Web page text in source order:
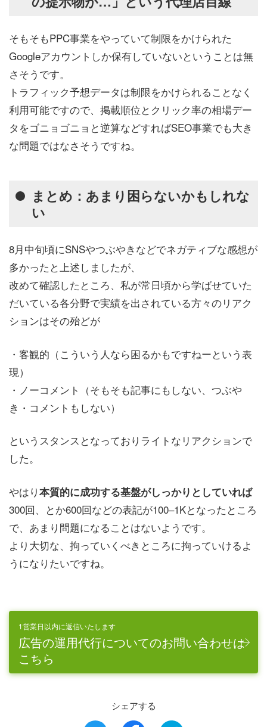
そもそもPPC事業をやっていて制限をかけられた
Googleアカウントしか保有していないということは無
さそうです。
トラフィック予想データは制限をかけられることなく
利用可能ですので、掲載順位とクリック率の相場デー
タをゴニョゴニョと逆算などすればSEO事業でも大き
な問題ではなさそうですね。
まとめ：あまり困らないかもしれな
い
8月中旬頃にSNSやつぶやきなどでネガティブな感想が
多かったと上述しましたが、
改めて確認したところ、私が常日頃から学ばせていた
だいている各分野で実績を出されている方々のリアク
ションはその殆どが
・客観的（こういう人なら困るかもですねーという表
現）
・ノーコメント（そもそも記事にもしない、つぶや
き・コメントもしない）
というスタンスとなっておりライトなリアクションで
した。
やはり本質的に成功する基盤がしっかりとしていれば
300回、とか600回などの表記が100–1Kとなったところ
で、あまり問題になることはないようです。
より大切な、拘っていくべきところに拘っていけるよ
うになりたいですね。
1営業日以内に返信いたします
広告の運用代行についてのお問い合わせは
こちら
シェアする